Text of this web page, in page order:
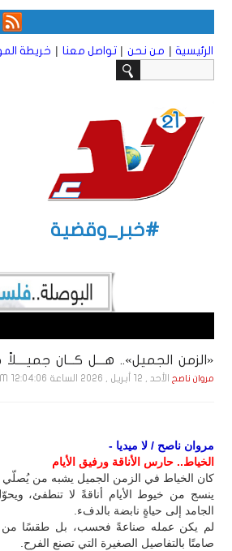
الرئيسية | من نحن | تواصل معنا | خريطة
#خبر_وقضية
«الزمن الجميل».. هـــل كـــان جميــــلاً
مروان ناصح الأحد , 12 أبـريـل , 2026 الساعة 12:04:06 AM
مروان ناصح / لا ميديا -
الخياط.. حارس الأناقة ورفيق الأيام
كان الخياط في الزمن الجميل يشبه من يُصلّي
ينسج من خيوط الأيام أناقةً لا تنطفئ،
الجامد إلى حياةٍ نابضة بالدفء.
لم يكن عمله صناعةً فحسب، بل طقسًا من
صامتًا بالتفاصيل الصغيرة التي تصنع الفرح.